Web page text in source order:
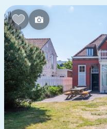
Schlafzimmern:
1 2
Badezimmer:
1 2 3